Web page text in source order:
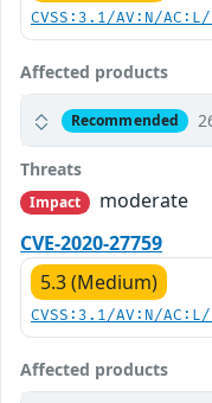
CVSS:3.1/AV:N/
Affected products
Recommended
Threats
Impact
moderate
CVE-2020-27759
5.3 (Medium)
CVSS:3.1/AV:N/
Affected products